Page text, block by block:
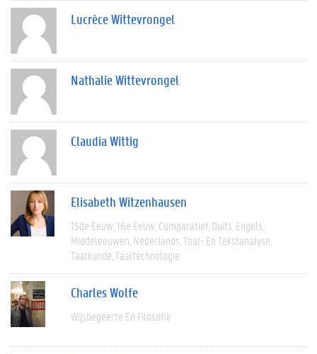
Lucrèce Wittevrongel
Nathalie Wittevrongel
Claudia Wittig
Elisabeth Witzenhausen
15de Eeuw 16e Eeuw Comparatief Duits Engels
Middeleeuwen Nederlands Taal- En Tekstanalyse
Taalkunde Taaltechnologie
Charles Wolfe
Wijsbegeerte En Filosofie